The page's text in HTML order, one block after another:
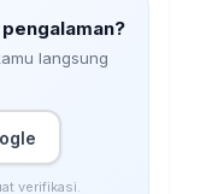
langsung
verifikasi.